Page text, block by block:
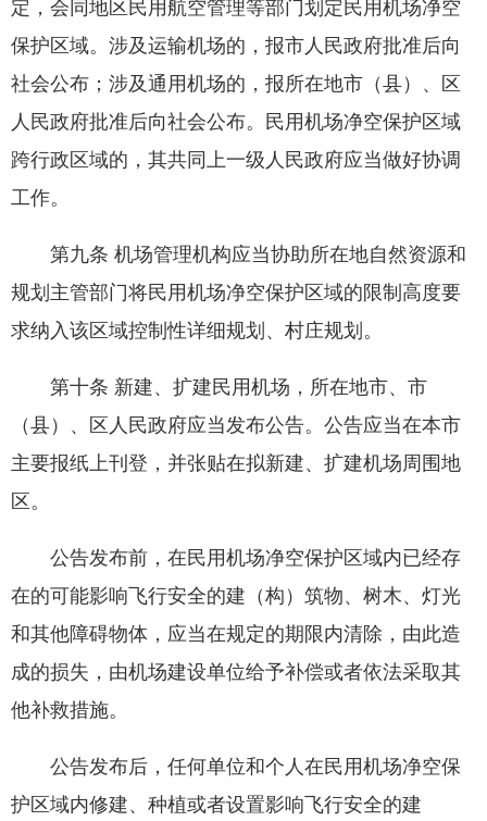
定，会同地区民用航空管理等部门划定民用机场净空
保护区域。涉及运输机场的，报市人民政府批准后向
社会公布；涉及通用机场的，报所在地市（县）、区
人民政府批准后向社会公布。民用机场净空保护区域
跨行政区域的，其共同上一级人民政府应当做好协调
工作。
第九条 机场管理机构应当协助所在地自然资源和
规划主管部门将民用机场净空保护区域的限制高度要
求纳入该区域控制性详细规划、村庄规划。
第十条 新建、扩建民用机场，所在地市、市
（县）、区人民政府应当发布公告。公告应当在本市
主要报纸上刊登，并张贴在拟新建、扩建机场周围地
区。
公告发布前，在民用机场净空保护区域内已经存
在的可能影响飞行安全的建（构）筑物、树木、灯光
和其他障碍物体，应当在规定的期限内清除，由此造
成的损失，由机场建设单位给予补偿或者依法采取其
他补救措施。
公告发布后，任何单位和个人在民用机场净空保
护区域内修建、种植或者设置影响飞行安全的建